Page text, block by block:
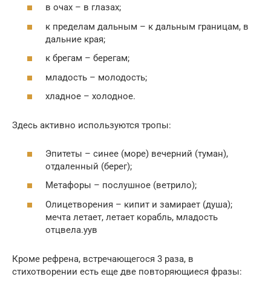
в очах – в глазах;
к пределам дальным – к дальным границам, в
дальние края;
к брегам – берегам;
младость – молодость;
хладное – холодное.
Здесь активно используются тропы:
Эпитеты – синее (море) вечерний (туман),
отдаленный (берег);
Метафоры – послушное (ветрило);
Олицетворения – кипит и замирает (душа);
мечта летает, летает корабль, младость
отцвела.уув
Кроме рефрена, встречающегося 3 раза, в
стихотворении есть еще две повторяющиеся фразы: